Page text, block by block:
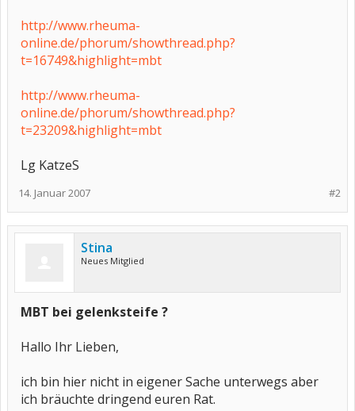
http://www.rheuma-
online.de/phorum/showthread.php?
t=16749&highlight=mbt
http://www.rheuma-
online.de/phorum/showthread.php?
t=23209&highlight=mbt
Lg KatzeS
#2
14. Januar 2007
Stina
Neues Mitglied
MBT bei gelenksteife ?
Hallo Ihr Lieben,
ich bin hier nicht in eigener Sache unterwegs aber
ich bräuchte dringend euren Rat.